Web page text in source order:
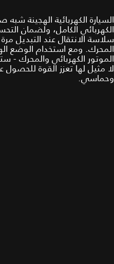
السيارة الكهربائية الهجينة
الكهربائي الكامل، ولضمان
سلاسة الانتقال عند التبديل
المحرك. ومع استخدام الوضع
الموتور الكهربائي والمحرك -
لا مثيل لها تعزز القوة
وحماسي.